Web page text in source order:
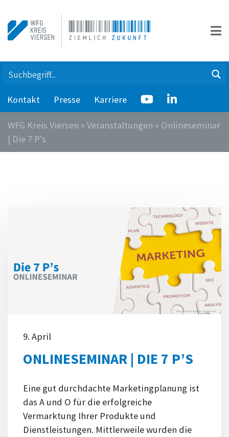
Kontakt Presse Karriere
WFG Kreis Viersen » Veranstaltungen » Onlineseminar
| Die 7 P's
9. April
ONLINESEMINAR | DIE 7 P’S
Eine gut durchdachte Marketingplanung ist
das A und O für die erfolgreiche
Vermarktung Ihrer Produkte und
Dienstleistungen. Mittlerweile wurden die